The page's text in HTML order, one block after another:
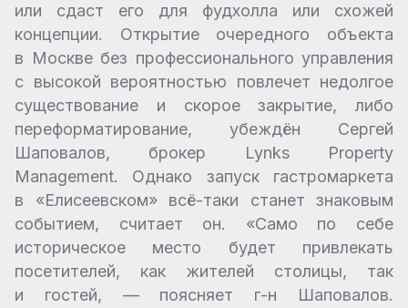
или сдаст его для фудхолла или схожей
концепции. Открытие очередного объекта
в Москве без профессионального управления
с высокой вероятностью повлечет недолгое
существование и скорое закрытие, либо
переформатирование, убеждён Сергей
Шаповалов, брокер Lynks Property
Management. Однако запуск гастромаркета
в «Елисеевском» всё-таки станет знаковым
событием, считает он. «Само по себе
историческое место будет привлекать
посетителей, как жителей столицы, так
и гостей, — поясняет г-н Шаповалов.